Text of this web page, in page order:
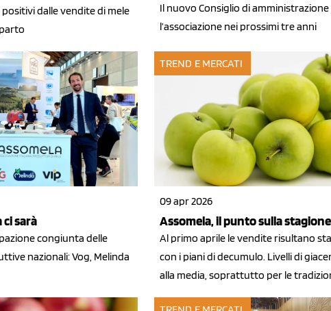
dalle vendite di mele
Il nuovo Consiglio di
l’associazione nei prossimi tre anni
sarà
congiunta delle
nazionali: Vog, Melinda
TREND E MERCATI
09 apr 2026
Assomela, il punto sulla stagione
Al primo aprile le vendite risultano
con i piani di decumulo. Livelli di
alla media, soprattutto per le